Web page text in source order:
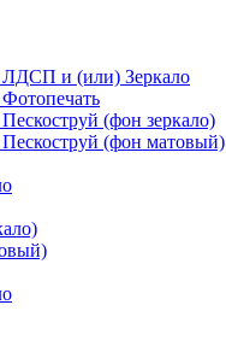
и (или) Зеркало
(фон зеркало)
(фон матовый)